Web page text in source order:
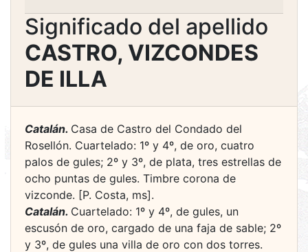
Significado del apellido
CASTRO, VIZCONDES
DE ILLA
Catalán. Casa de Castro del Condado del
Rosellón. Cuartelado: 1º y 4º, de oro, cuatro
palos de gules; 2º y 3º, de plata, tres estrellas de
ocho puntas de gules. Timbre corona de
vizconde. [P. Costa, ms].
Catalán. Cuartelado: 1º y 4º, de gules, un
escusón de oro, cargado de una faja de sable; 2º
y 3º, de gules una villa de oro con dos torres.